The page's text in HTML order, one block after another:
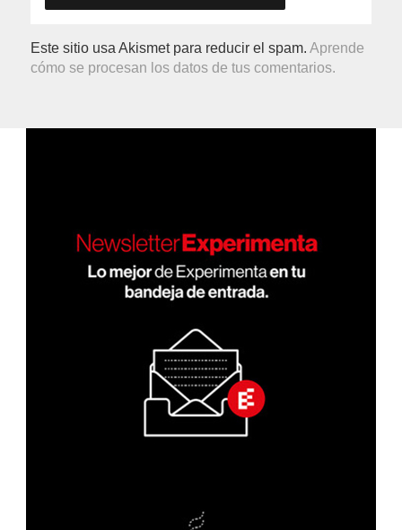
Este sitio usa Akismet para reducir el spam.Aprende
cómo se procesan los datos de tus comentarios.